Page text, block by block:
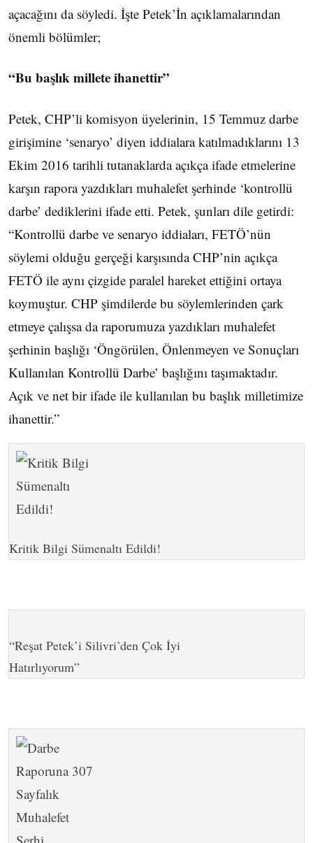
açacağını da söyledi. İşte Petek’İn açıklamalarından
önemli bölümler;
“Bu başlık millete ihanettir”
Petek, CHP’li komisyon üyelerinin, 15 Temmuz darbe
girişimine ‘senaryo’ diyen iddialara katılmadıklarını 13
Ekim 2016 tarihli tutanaklarda açıkça ifade etmelerine
karşın rapora yazdıkları muhalefet şerhinde ‘kontrollü
darbe’ dediklerini ifade etti. Petek, şunları dile getirdi:
“Kontrollü darbe ve senaryo iddiaları, FETÖ’nün
söylemi olduğu gerçeği karşısında CHP’nin açıkça
FETÖ ile aynı çizgide paralel hareket ettiğini ortaya
koymuştur. CHP şimdilerde bu söylemlerinden çark
etmeye çalışsa da raporumuza yazdıkları muhalefet
şerhinin başlığı ‘Öngörülen, Önlenmeyen ve Sonuçları
Kullanılan Kontrollü Darbe’ başlığını taşımaktadır.
Açık ve net bir ifade ile kullanılan bu başlık milletimize
ihanettir.”
Kritik Bilgi Sümenaltı Edildi!
“Reşat Petek’i Silivri’den Çok İyi
Hatırlıyorum”